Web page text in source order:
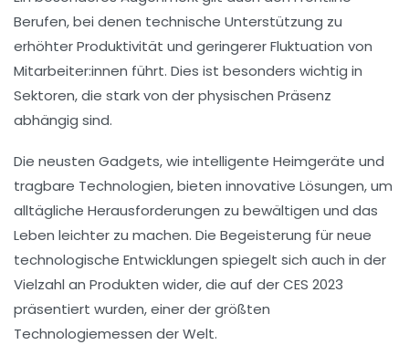
Berufen, bei denen technische Unterstützung zu
erhöhter Produktivität und geringerer Fluktuation von
Mitarbeiter:innen führt. Dies ist besonders wichtig in
Sektoren, die stark von der physischen Präsenz
abhängig sind.
Die neusten Gadgets, wie intelligente Heimgeräte und
tragbare Technologien, bieten innovative Lösungen, um
alltägliche Herausforderungen zu bewältigen und das
Leben leichter zu machen. Die Begeisterung für neue
technologische Entwicklungen spiegelt sich auch in der
Vielzahl an Produkten wider, die auf der CES 2023
präsentiert wurden, einer der größten
Technologiemessen der Welt.